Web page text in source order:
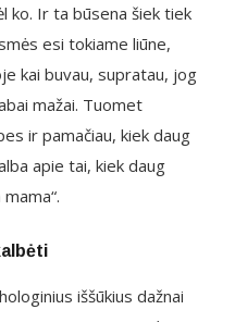
ko. Ir ta būsena šiek tiek
esi tokiame liūne,
kai buvau, supratau, jog
mažai. Tuomet
ir pamačiau, kiek daug
apie tai, kiek daug
iššūkius dažnai